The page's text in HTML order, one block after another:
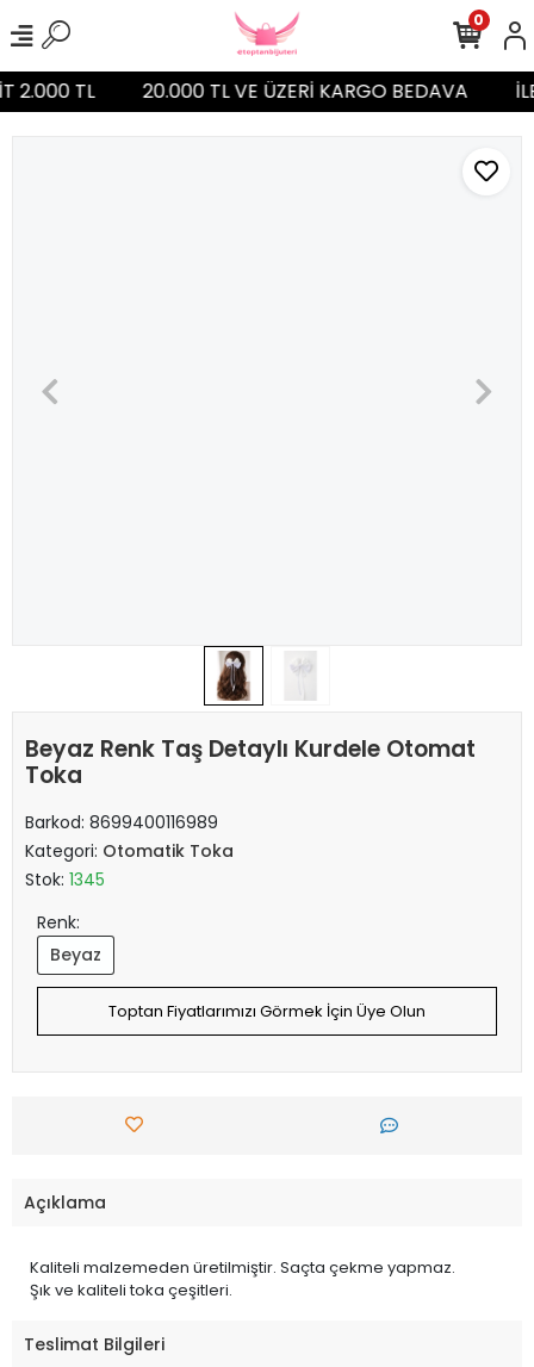
2.000 TL 20.000 TL VE ÜZERİ KARGO BEDAVA
0
Beyaz Renk Taş Detaylı Kurdele Otomat
Toka
Barkod: 8699400116989
Kategori: Otomatik Toka
Stok: 1345
Renk:
Beyaz
Toptan Fiyatlarımızı Görmek İçin Üye Olun
Açıklama
Kaliteli malzemeden üretilmiştir. Saçta çekme yapmaz.
Şık ve kaliteli toka çeşitleri.
Teslimat Bilgileri